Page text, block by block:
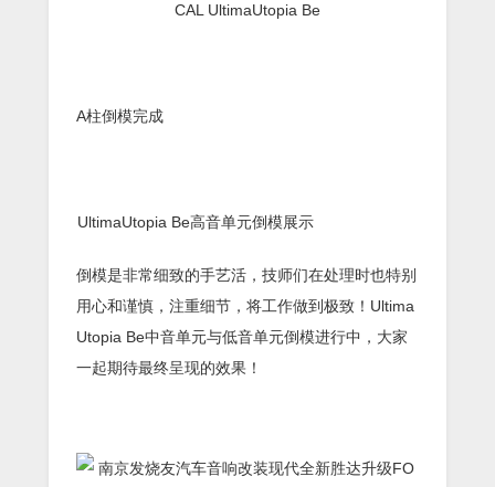
A柱倒模完成
UltimaUtopia Be高音单元倒模展示
倒模是非常细致的手艺活，技师们在处理时也特别
用心和谨慎，注重细节，将工作做到极致！Ultima
Utopia Be中音单元与低音单元倒模进行中，大家
一起期待最终呈现的效果！